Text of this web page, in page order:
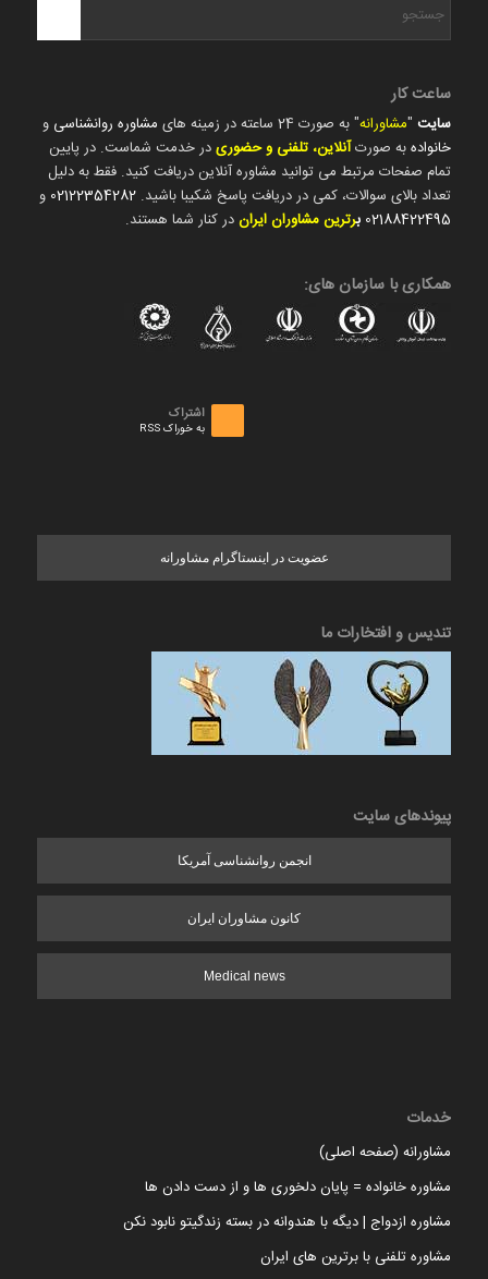
ساعت کار
سایت"مشاورانه" به صورت 24 ساعته در زمینه های مشاوره روانشناسی و
خانوادهبه صورتآنلاین، تلفنی و حضوریدر خدمت شماست. در پایین
تمام صفحات مرتبط می توانید مشاوره آنلاین دریافت کنید. فقط به دلیل
تعداد بالای سوالات، کمی در دریافت پاسخ شکیبا باشید. 02122354282 و
02188422495 برترین مشاوران ایراندر کنار شما هستند.
همکاری با سازمان های:
اشتراک
به خوراک RSS
عضویت در اینستاگرام مشاورانه
تندیس و افتخارات ما
پیوندهای سایت
انجمن روانشناسی آمریکا
کانون مشاوران ایران
Medical news
خدمات
مشاورانه (صفحه اصلی)
مشاوره خانواده = پایان دلخوری ها و از دست دادن ها
مشاوره ازدواج | دیگه با هندوانه در بسته زندگیتو نابود نکن
مشاوره تلفنی با برترین های ایران